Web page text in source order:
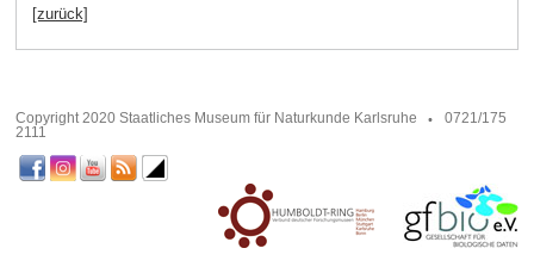
[zurück]
Copyright 2020 Staatliches Museum für Naturkunde Karlsruhe
0721/175
2111